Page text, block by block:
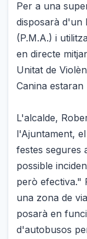
Per a una
disposarà d'un
(P.M.A.) i
en directe
Unitat de
Canina estaran
L'alcalde,
l'Ajuntament,
festes segures
possible
però efectiva."
una zona de
posarà en
d'autobusos